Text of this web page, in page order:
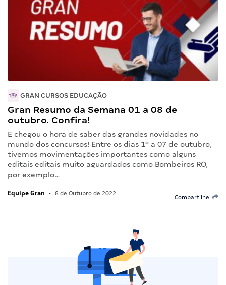
GRAN CURSOS EDUCAÇÃO
Gran Resumo da Semana 01 a 08 de
outubro. Confira!
E chegou o hora de saber das grandes novidades no
mundo dos concursos! Entre os dias 1º a 07 de outubro,
tivemos movimentações importantes como alguns
editais editais muito aguardados como Bombeiros RO,
por exemplo…
Equipe Gran • 8 de Outubro de 2022
Compartilhe